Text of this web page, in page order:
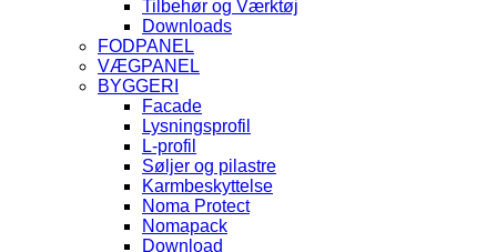
Tilbehør og Værktøj
Downloads
FODPANEL
VÆGPANEL
BYGGERI
Facade
Lysningsprofil
L-profil
Søljer og pilastre
Karmbeskyttelse
Noma Protect
Nomapack
Download